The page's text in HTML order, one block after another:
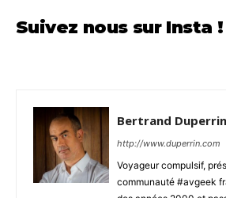
Suivez nous sur Insta !
Bertrand Duperrin
http://www.duperrin.com
Voyageur compulsif,
communauté #avgeek